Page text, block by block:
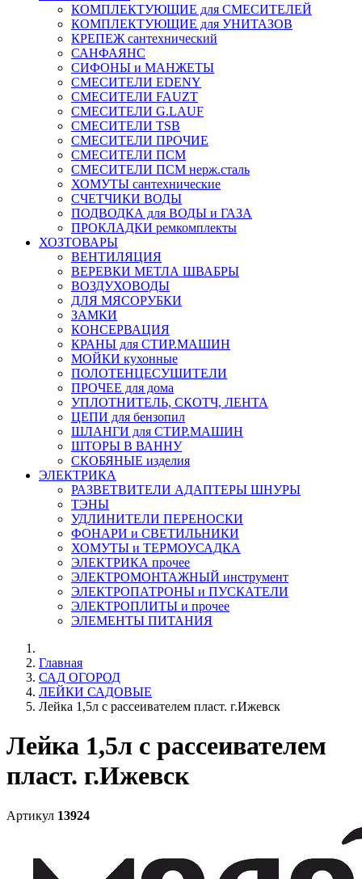
КОМПЛЕКТУЮЩИЕ для СМЕСИТЕЛЕЙ
КОМПЛЕКТУЮЩИЕ для УНИТАЗОВ
КРЕПЕЖ сантехнический
САНФАЯНС
СИФОНЫ и МАНЖЕТЫ
СМЕСИТЕЛИ EDENY
СМЕСИТЕЛИ FAUZT
СМЕСИТЕЛИ G.LAUF
СМЕСИТЕЛИ TSB
СМЕСИТЕЛИ ПРОЧИЕ
СМЕСИТЕЛИ ПСМ
СМЕСИТЕЛИ ПСМ нерж.сталь
ХОМУТЫ сантехнические
СЧЕТЧИКИ ВОДЫ
ПОДВОДКА для ВОДЫ и ГАЗА
ПРОКЛАДКИ ремкомплекты
ХОЗТОВАРЫ
ВЕНТИЛЯЦИЯ
ВЕРЕВКИ МЕТЛА ШВАБРЫ
ВОЗДУХОВОДЫ
ДЛЯ МЯСОРУБКИ
ЗАМКИ
КОНСЕРВАЦИЯ
КРАНЫ для СТИР.МАШИН
МОЙКИ кухонные
ПОЛОТЕНЦЕСУШИТЕЛИ
ПРОЧЕЕ для дома
УПЛОТНИТЕЛЬ, СКОТЧ, ЛЕНТА
ЦЕПИ для бензопил
ШЛАНГИ для СТИР.МАШИН
ШТОРЫ В ВАННУ
СКОБЯНЫЕ изделия
ЭЛЕКТРИКА
РАЗВЕТВИТЕЛИ АДАПТЕРЫ ШНУРЫ
ТЭНЫ
УДЛИНИТЕЛИ ПЕРЕНОСКИ
ФОНАРИ и СВЕТИЛЬНИКИ
ХОМУТЫ и ТЕРМОУСАДКА
ЭЛЕКТРИКА прочее
ЭЛЕКТРОМОНТАЖНЫЙ инструмент
ЭЛЕКТРОПАТРОНЫ и ПУСКАТЕЛИ
ЭЛЕКТРОПЛИТЫ и прочее
ЭЛЕМЕНТЫ ПИТАНИЯ
Главная
САД ОГОРОД
ЛЕЙКИ САДОВЫЕ
Лейка 1,5л с рассеивателем пласт. г.Ижевск
Лейка 1,5л с рассеивателем
пласт. г.Ижевск
Артикул 13924